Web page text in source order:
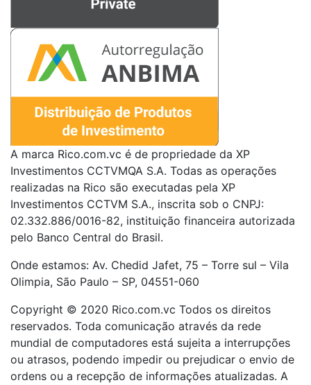
A marca Rico.com.vc é de propriedade da XP
Investimentos CCTVMQA S.A. Todas as operações
realizadas na Rico são executadas pela XP
Investimentos CCTVM S.A., inscrita sob o CNPJ:
02.332.886/0016-82, instituição financeira autorizada
pelo Banco Central do Brasil.
Onde estamos: Av. Chedid Jafet, 75 – Torre sul – Vila
Olimpia, São Paulo – SP, 04551-060
Copyright © 2020 Rico.com.vc Todos os direitos
reservados. Toda comunicação através da rede
mundial de computadores está sujeita a interrupções
ou atrasos, podendo impedir ou prejudicar o envio de
ordens ou a recepção de informações atualizadas. A